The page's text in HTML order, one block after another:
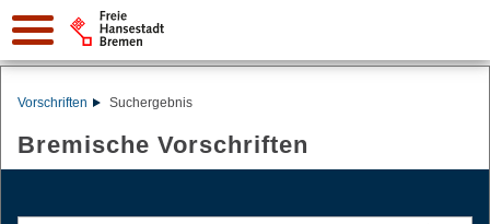
Vorschriften Suchergebnis
Bremische Vorschriften